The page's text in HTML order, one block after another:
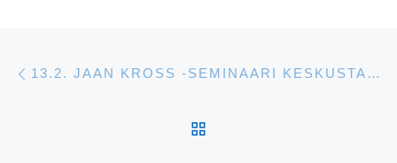
Artikkelien navigointi 13.2. JAAN KROSS -SEMINAARI KESKUSTAKIRJASTO OODISSA HELSINGISSÄ